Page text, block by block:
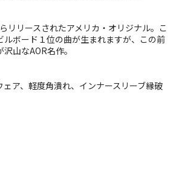
リースされたアメリカ・オリジナル。こ
ルボード１位の曲が生まれますが、この前
山なAOR名作。
ア、軽度角潰れ、インナースリーブ縁破